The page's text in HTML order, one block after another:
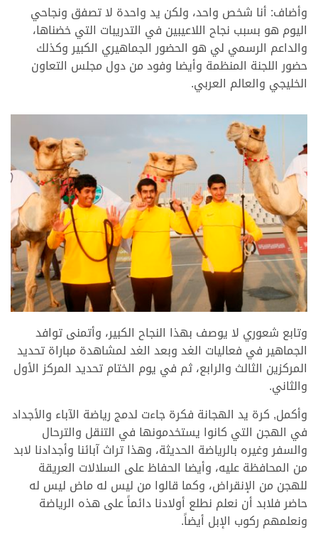
وأضاف: أنا شخص واحد، ولكن يد واحدة لا تصفق ونجاحي
اليوم هو بسبب نجاح اللاعيبين في التدريبات التي خضناها،
والداعم الرسمي لي هو الحضور الجماهيري الكبير وكذلك
حضور اللجنة المنظمة وأيضا وفود من دول مجلس التعاون
الخليجي والعالم العربي.
وتابع شعوري لا يوصف بهذا النجاح الكبير، وأتمنى توافد
الجماهير في فعاليات الغد وبعد الغد لمشاهدة مباراة تحديد
المركزين الثالث والرابع، ثم في يوم الختام تحديد المركز الأول
والثاني.
وأكمل, كرة يد الهجانة فكرة جاءت لدمج رياضة الآباء والأجداد
في الهجن التي كانوا يستخدمونها في التنقل والترحال
والسفر وغيره بالرياضة الحديثة، وهذا تراث آبائنا وأجدادنا لابد
من المحافظة عليه، وأيضا الحفاظ على السلالات العريقة
للهجن من الإنقراض، وكما قالوا من ليس له ماض ليس له
حاضر فلابد أن نعلم نطلع أولادنا دائماً على هذه الرياضة
ونعلمهم ركوب الإبل أيضاً.